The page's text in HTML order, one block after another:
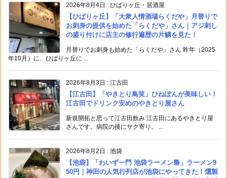
2026年8月4日 : ひばりヶ丘・居酒屋
【ひばりヶ丘】「大衆人情酒場らくだや」月替りで
お刺身の提供を始めた「らくだや」さん｜アジ刺し
の盛り付けに店主の修行遍歴の片鱗を見た！
月替りでお刺身も始めた「らくだや」さん 昨年（2025
年10月）に、ひばりヶ丘に ...
2026年8月3日 : 江古田
【江古田】「やきとり鳥笑」ひねぽんが美味しい！
江古田でドリンク安めのやきとり屋さん
新規開拓と思って江古田飲み 江古田にあるやきとり屋
さんです。病院の後にサク寄り。 ...
2026年8月2日 : 池袋
【池袋】「わいず一門 池袋ラーメン梟」ラーメン9
50円｜神田の人気行列店が池袋にやってきた！燻製